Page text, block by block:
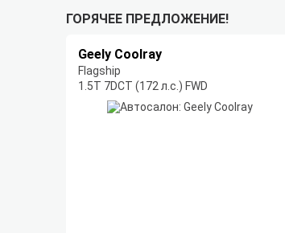
ГОРЯЧЕЕ ПРЕДЛОЖЕНИЕ!
Geely Coolray
Flagship
1.5T 7DCT (172 л.с.) FWD